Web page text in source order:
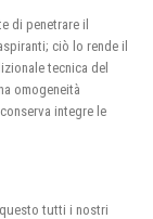
di penetrare il
ciò lo rende il
tecnica del
omogeneità
integre le
tutti i nostri